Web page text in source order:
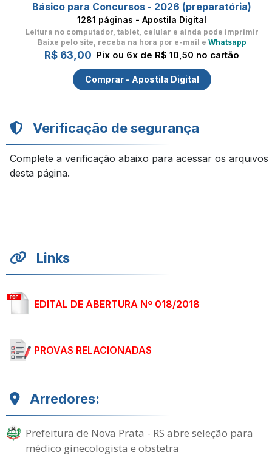
Básico para Concursos - 2026 (preparatória)
1281 páginas - Apostila Digital
Leitura no computador, tablet, celular e ainda pode imprimir
Baixe pelo site, receba na hora por e-mail e Whatsapp
R$ 63,00 Pix ou 6x de R$ 10,50 no cartão
Comprar - Apostila Digital
Verificação de segurança
Complete a verificação abaixo para acessar os arquivos
desta página.
Links
EDITAL DE ABERTURA Nº 018/2018
PROVAS RELACIONADAS
Arredores:
Prefeitura de Nova Prata - RS abre seleção para
médico ginecologista e obstetra